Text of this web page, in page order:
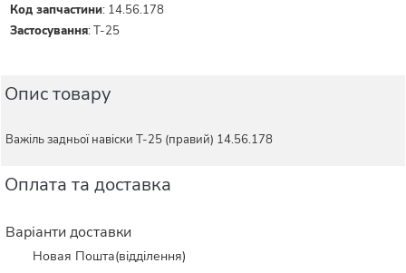
Код запчастини: 14.56.178
Застосування:Т-25
Опис товару
Важіль задньої навіски Т-25 (правий) 14.56.178
Оплата та доставка
Варіанти доставки
Новая Пошта(відділення)